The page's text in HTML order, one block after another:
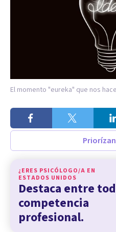
El momento "eureka" que nos
¿ERES PSICÓLOGO/A EN
ESTADOS UNIDOS
Destaca entre
competencia
profesional.